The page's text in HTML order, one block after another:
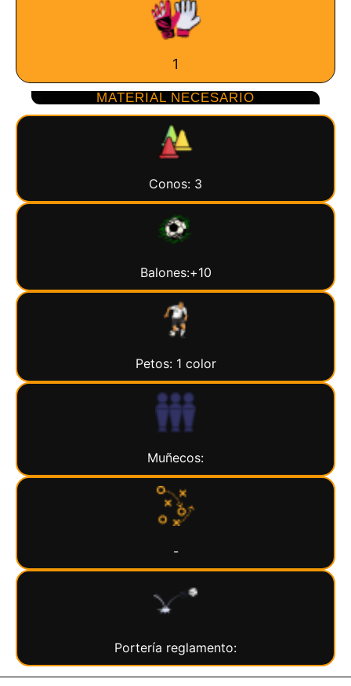
1
MATERIAL NECESARIO
Conos: 3
Balones:+10
Petos: 1 color
Muñecos:
-
Portería reglamento: